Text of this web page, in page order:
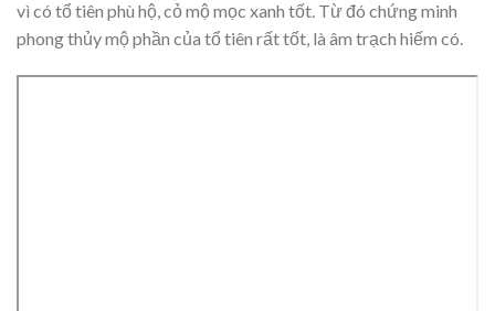
vì có tổ tiên phù hộ, cỏ mộ mọc xanh tốt. Từ đó chứng minh
phong thủy mộ phần của tổ tiên rất tốt, là âm trạch hiếm có.